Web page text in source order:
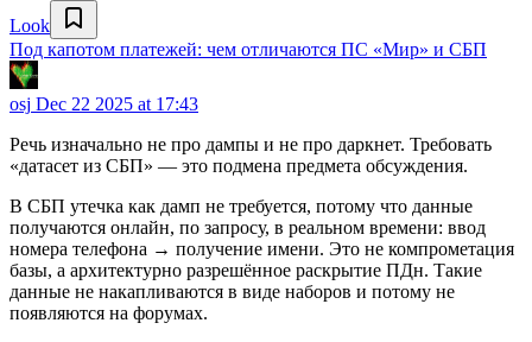
Look
Под капотом платежей: чем отличаются ПС «Мир» и СБП
osj Dec 22 2025 at 17:43
Речь изначально не про дампы и не про даркнет. Требовать
«датасет из СБП» — это подмена предмета обсуждения.
В СБП утечка как дамп не требуется, потому что данные
получаются онлайн, по запросу, в реальном времени: ввод
номера телефона → получение имени. Это не компрометация
базы, а архитектурно разрешённое раскрытие ПДн. Такие
данные не накапливаются в виде наборов и потому не
появляются на форумах.